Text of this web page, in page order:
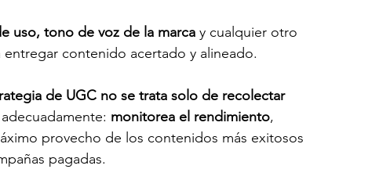
uso, tono de voz de la marca y cualquier otro
contenido acertado y alineado.
de UGC no se trata solo de recolectar
monitorea el rendimiento,
provecho de los contenidos más exitosos
pagadas.